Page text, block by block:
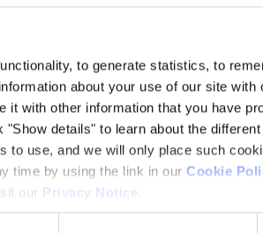
to generate statistics, to
about your use of our site with
with other information that you have
details" to learn about the
to use, and we will only place such
time by using the link in our Cookie
our Privacy Notice